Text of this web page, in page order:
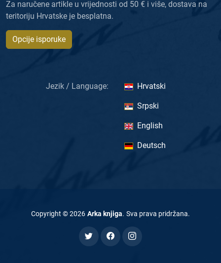
Za naručene artikle u vrijednosti od 50 € i više, dostava na
teritoriju Hrvatske je besplatna.
Opcije isporuke
Jezik / Language: Hrvatski
Srpski
English
Deutsch
Copyright ©2026 Arka knjiga. Sva prava pridržana.